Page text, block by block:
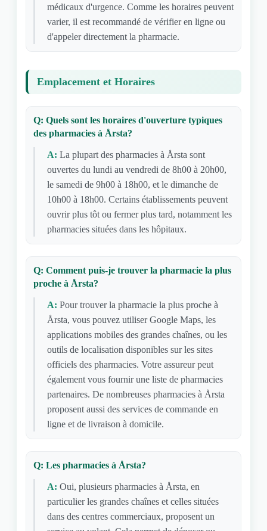
médicaux d'urgence. Comme les horaires peuvent
varier, il est recommandé de vérifier en ligne ou
d'appeler directement la pharmacie.
Emplacement et Horaires
Q: Quels sont les horaires d'ouverture typiques
des pharmacies à Årsta?
A: La plupart des pharmacies à Årsta sont
ouvertes du lundi au vendredi de 8h00 à 20h00,
le samedi de 9h00 à 18h00, et le dimanche de
10h00 à 18h00. Certains établissements peuvent
ouvrir plus tôt ou fermer plus tard, notamment les
pharmacies situées dans les hôpitaux.
Q: Comment puis-je trouver la pharmacie la plus
proche à Årsta?
A: Pour trouver la pharmacie la plus proche à
Årsta, vous pouvez utiliser Google Maps, les
applications mobiles des grandes chaînes, ou les
outils de localisation disponibles sur les sites
officiels des pharmacies. Votre assureur peut
également vous fournir une liste de pharmacies
partenaires. De nombreuses pharmacies à Årsta
proposent aussi des services de commande en
ligne et de livraison à domicile.
Q: Les pharmacies à Årsta?
A: Oui, plusieurs pharmacies à Årsta, en
particulier les grandes chaînes et celles situées
dans des centres commerciaux, proposent un